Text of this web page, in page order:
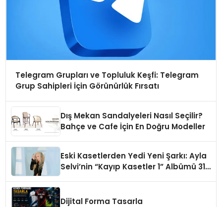
Telegram Grupları ve Topluluk Keşfi: Telegram
Grup Sahipleri İçin Görünürlük Fırsatı
Dış Mekan Sandalyeleri Nasıl Seçilir?
Bahçe ve Cafe İçin En Doğru Modeller
Eski Kasetlerden Yedi Yeni Şarkı: Ayla
Selvi’nin “Kayıp Kasetler 1” Albümü 31
Dijital Forma Tasarla